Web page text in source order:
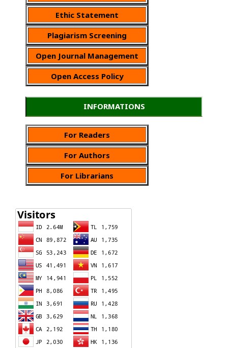
Ethic Statement
Plagiarism Screening
Open Journal Management
Open Access Policy
INFORMATIONS
For Readers
For Authors
For Librarians